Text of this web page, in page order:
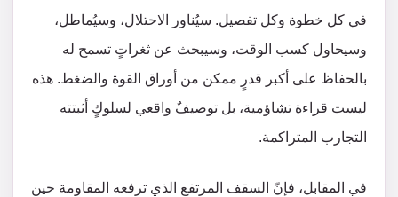
في كل خطوة وكل تفصيل. سيُناور الاحتلال، وسيُماطل،
وسيحاول كسب الوقت، وسيبحث عن ثغراتٍ تسمح له
بالحفاظ على أكبر قدرٍ ممكن من أوراق القوة والضغط. هذه
ليست قراءة تشاؤمية، بل توصيفٌ واقعي لسلوكٍ أثبتته
التجارب المتراكمة.
في المقابل، فإنّ السقف المرتفع الذي ترفعه المقاومة حين